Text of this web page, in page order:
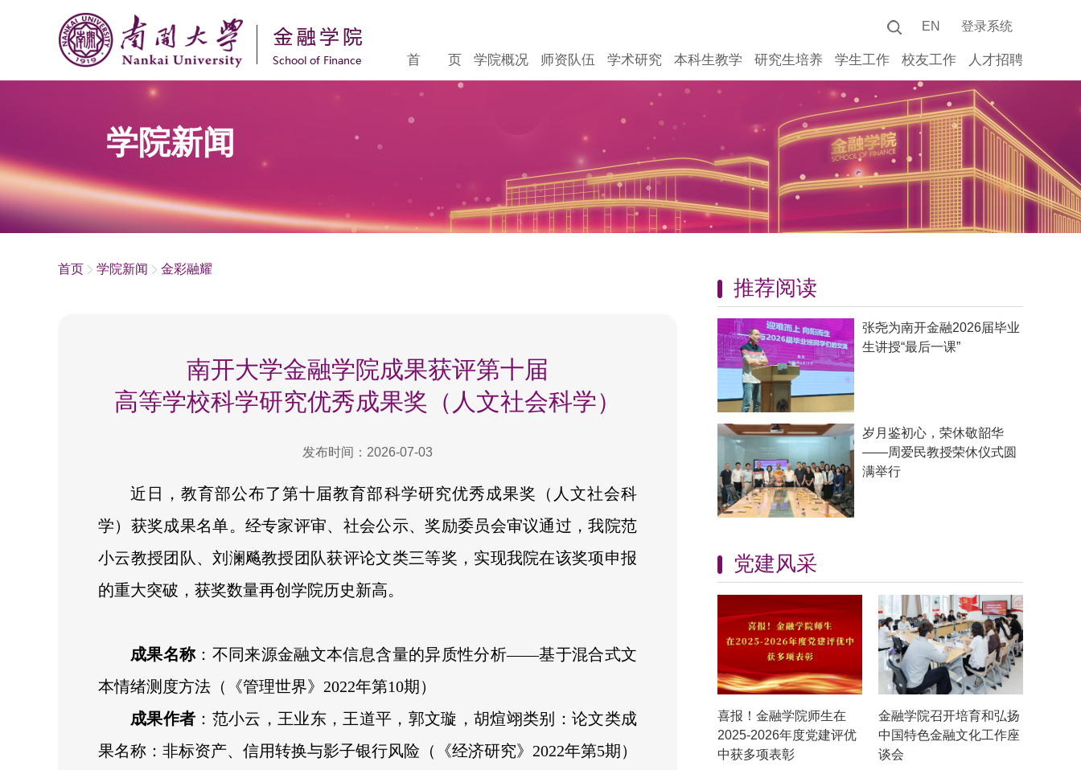
EN 登录系统
首 页 学院概况 师资队伍 学术研究 本科生教学 研究生培养 学生工作 校友工作 人才招聘
学院新闻
推荐阅读
张尧为南开金融2026届毕业
生讲授“最后一课”
岁月鉴初心，荣休敬韶华
——周爱民教授荣休仪式圆
满举行
党建风采
喜报！金融学院师生在
2025-2026年度党建评优
中获多项表彰
金融学院召开培育和弘扬
中国特色金融文化工作座
谈会
首页 学院新闻 金彩融耀
南开大学金融学院成果获评第十届
高等学校科学研究优秀成果奖（人文社会科学）
发布时间：2026-07-03
近日，教育部公布了第十届教育部科学研究优秀成果奖（人文社会科
学）获奖成果名单。经专家评审、社会公示、奖励委员会审议通过，我院范
小云教授团队、刘澜飚教授团队获评论文类三等奖，实现我院在该奖项申报
的重大突破，获奖数量再创学院历史新高。
成果名称：不同来源金融文本信息含量的异质性分析——基于混合式文
本情绪测度方法（《管理世界》2022年第10期）
成果作者 ：范小云，王业东，王道平，郭文璇，胡煊翊类别：论文类成
果名称：非标资产、信用转换与影子银行风险（《经济研究》2022年第5期）